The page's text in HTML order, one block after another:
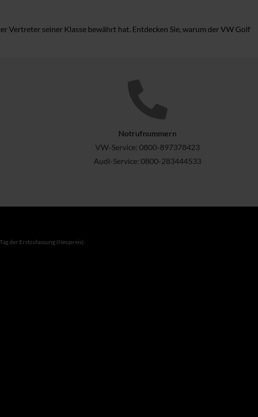
Vertreter seiner Klasse bewährt hat. Entdecken Sie, warum der VW Golf
Notrufnummern
VW-Service: 0800-897378423
Audi-Service: 0800-283444533
der Erstzulassung (Neupreis).